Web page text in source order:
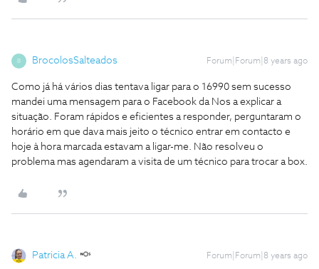
B BrocolosSalteados Forum|Forum|8 years ago
Como já há vários dias tentava ligar para o 16990 sem sucesso
mandei uma mensagem para o Facebook da Nos a explicar a
situação. Foram rápidos e eficientes a responder, perguntaram o
horário em que dava mais jeito o técnico entrar em contacto e
hoje à hora marcada estavam a ligar-me. Não resolveu o
problema mas agendaram a visita de um técnico para trocar a box.
Patricia A. Forum|Forum|8 years ago